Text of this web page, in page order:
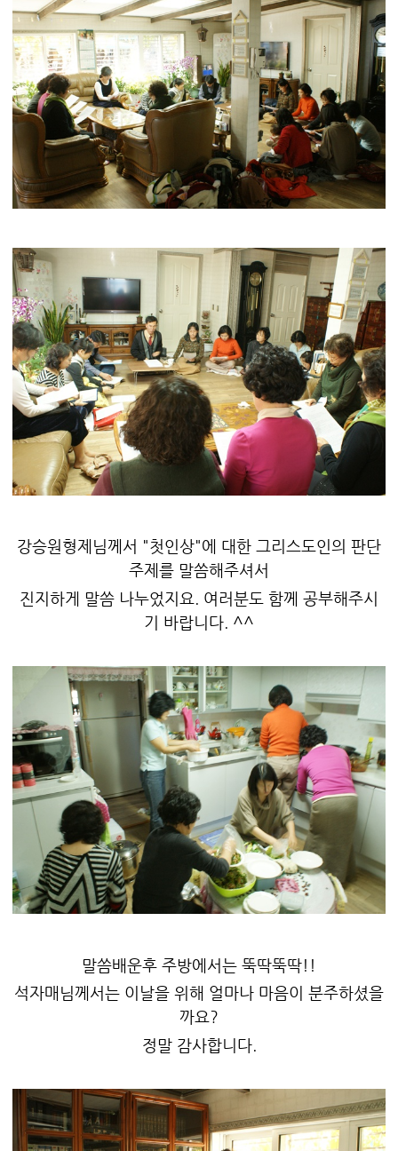
강승원형제님께서 "첫인상"에 대한 그리스도인의 판단
주제를 말씀해주셔서
진지하게 말씀 나누었지요. 여러분도 함께 공부해주시
기 바랍니다. ^^
말씀배운후 주방에서는 뚝딱뚝딱!!
석자매님께서는 이날을 위해 얼마나 마음이 분주하셨을
까요?
정말 감사합니다.